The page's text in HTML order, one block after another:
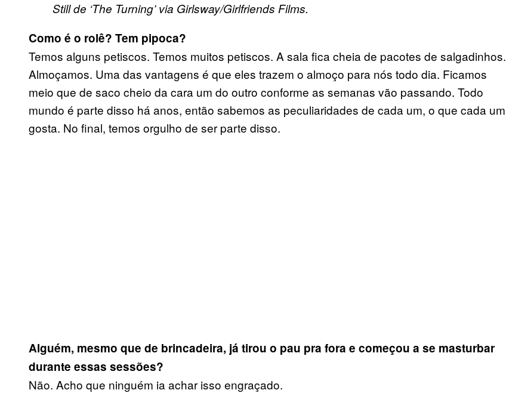
Still de ‘The Turning’ via Girlsway/Girlfriends Films.
Como é o rolê? Tem pipoca?
Temos alguns petiscos. Temos muitos petiscos. A sala fica cheia de pacotes de salgadinhos.
Almoçamos. Uma das vantagens é que eles trazem o almoço para nós todo dia. Ficamos
meio que de saco cheio da cara um do outro conforme as semanas vão passando. Todo
mundo é parte disso há anos, então sabemos as peculiaridades de cada um, o que cada um
gosta. No final, temos orgulho de ser parte disso.
Alguém, mesmo que de brincadeira, já tirou o pau pra fora e começou a se masturbar
durante essas sessões?
Não. Acho que ninguém ia achar isso engraçado.